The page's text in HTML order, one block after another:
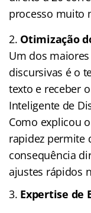
processo muito
Otimização
Um dos
discursivas é o
texto e receber
Inteligente de
Como explicou
rapidez permite
consequência
ajustes rápidos
Expertise de